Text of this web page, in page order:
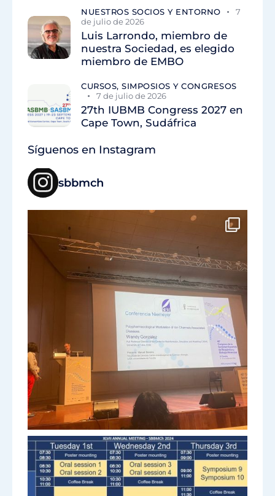
NUESTROS SOCIOS Y ENTORNO
7
de julio de 2026
Luis Larrondo, miembro de
nuestra Sociedad, es elegido
miembro de EMBO
CURSOS, SIMPOSIOS Y CONGRESOS
7 de julio de 2026
27th IUBMB Congress 2027 en
Cape Town, Sudáfrica
Síguenos en Instagram
sbbmch